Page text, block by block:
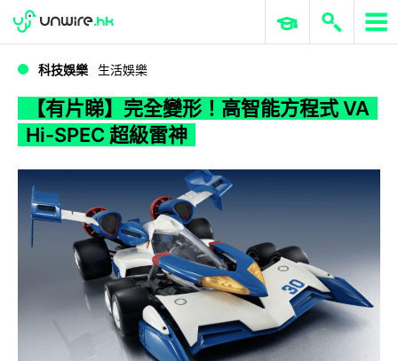
WWDC 2026 ERP 與商業 AI
科技娛樂 生活娛樂
【有片睇】完全變形！高智能方程式 VA
Hi-SPEC 超級雷神